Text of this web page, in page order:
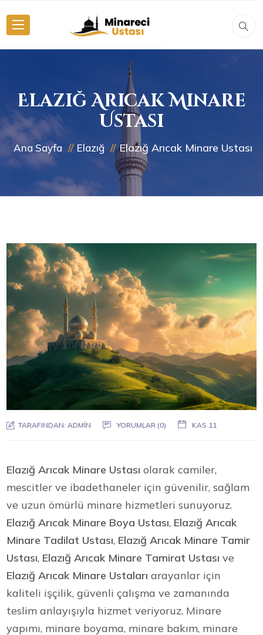
Elazığ Arıcak Minare
Ustası
Ana Sayfa Elazığ Elazığ Arıcak Minare Ustası
TARAFINDAN: ADMIN YORUMLAR (0) KAS 11
Elazığ Arıcak Minare Ustası olarak camiler,
mescitler ve ibadethaneler için güvenilir, sağlam
ve uzun ömürlü minare hizmetleri sunuyoruz.
Elazığ Arıcak Minare Boya Ustası, Elazığ Arıcak
Minare Tadilat Ustası, Elazığ Arıcak Minare Tamir
Ustası, Elazığ Arıcak Minare Tamirat Ustası ve
Elazığ Arıcak Minare Ustaları arayanlar için
kaliteli işçilik, güvenli çalışma ve zamanında
teslim anlayışıyla hizmet veriyoruz. Minare
yapımı, minare boyama, minare bakım, minare